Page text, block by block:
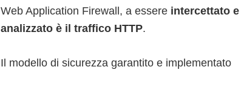
Web Application Firewall, a essere intercettato e
analizzato è il traffico HTTP.
Il modello di sicurezza garantito e implementato